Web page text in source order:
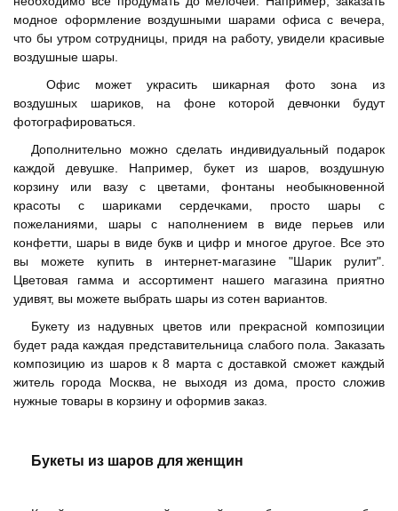
модное оформление воздушными шарами офиса с вечера,
что бы утром сотрудницы, придя на работу, увидели красивые
воздушные шары.
Офис может украсить шикарная фото зона из
воздушных шариков, на фоне которой девчонки будут
фотографироваться.
Дополнительно можно сделать индивидуальный подарок
каждой девушке. Например, букет из шаров, воздушную
корзину или вазу с цветами, фонтаны необыкновенной
красоты с шариками сердечками, просто шары с
пожеланиями, шары с наполнением в виде перьев или
конфетти, шары в виде букв и цифр и многое другое. Все это
вы можете купить в интернет-магазине "Шарик рулит".
Цветовая гамма и ассортимент нашего магазина приятно
удивят, вы можете выбрать шары из сотен вариантов.
Букету из надувных цветов или прекрасной композиции
будет рада каждая представительница слабого пола. Заказать
композицию из шаров к 8 марта с доставкой сможет каждый
житель города Москва, не выходя из дома, просто сложив
нужные товары в корзину и оформив заказ.
Букеты из шаров для женщин